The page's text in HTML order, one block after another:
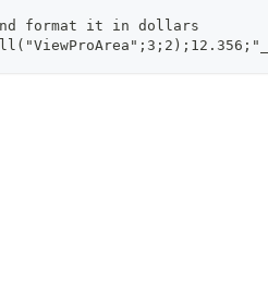
format it in dollars